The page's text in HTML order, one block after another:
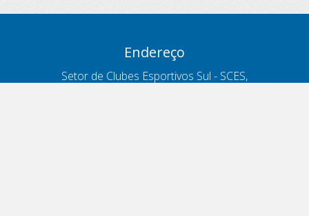
Endereço
Setor de Clubes Esportivos Sul - SCES,